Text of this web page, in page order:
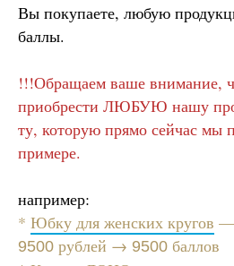
Вы покупаете, любую
баллы.
!!!Обращаем ваше внимание,
приобрести ЛЮБУЮ нашу
ту, которую прямо сейчас мы
примере.
например:
* Юбку для женских кругов —
9500 рублей → 9500 баллов